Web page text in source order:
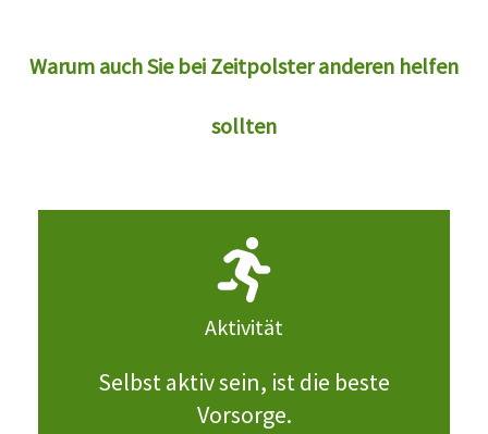
Warum auch Sie bei Zeitpolster anderen helfen
sollten
Aktivität
Selbst aktiv sein, ist die beste
Vorsorge.